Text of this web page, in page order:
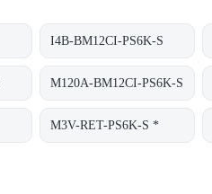
I4B-BM12CI-PS6K-S
M120A-BM12CI-PS6K-S
M3V-RET-PS6K-S *